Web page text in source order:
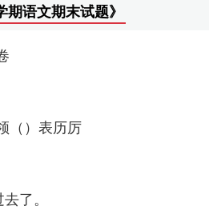
语文期末试题》
（）表历厉
了。